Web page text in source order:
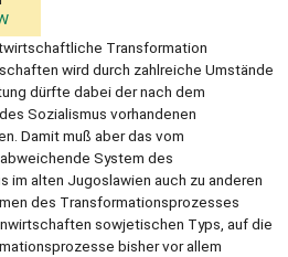
Transformation
wird durch zahlreiche Umstände
dürfte dabei der nach dem
Sozialismus vorhandenen
Damit muß aber das vom
System des
im alten Jugoslawien auch zu anderen
des Transformationsprozesses
sowjetischen Typs, auf die
bisher vor allem